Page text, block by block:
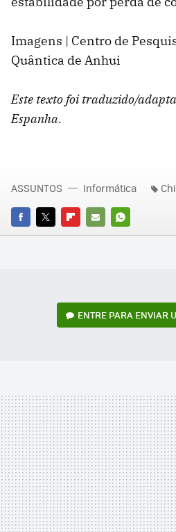
Imagens | Centro de
Quântica de Anhui
Este texto foi traduzido/
Espanha.
FACEBOOK
TWITTERFLIPBOARD
E-
WHATSAPP
ASSUNTOS Informática
ENTRE PARA ENVIAR